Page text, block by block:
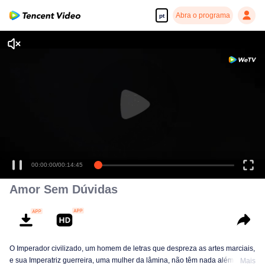
pt Abra o programa
00:00:00/00:14:45
Amor Sem Dúvidas
O Imperador civilizado, um homem de letras que despreza as artes marciais,
e sua Imperatriz guerreira, uma mulher da lâmina, não têm nada além deMais